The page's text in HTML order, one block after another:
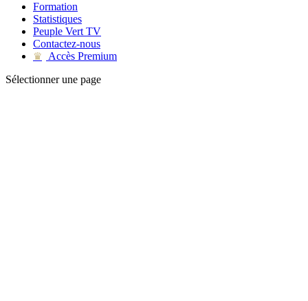
Formation
Statistiques
Peuple Vert TV
Contactez-nous
♛
Accès Premium
Sélectionner une page